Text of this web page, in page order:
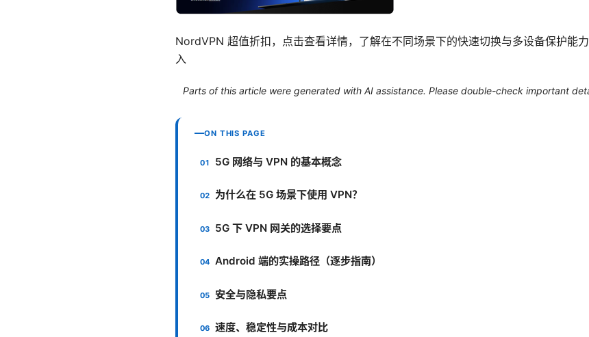
NordVPN 超值折扣，点击查看详情，了解在不同场景下的快速切换与多设备保护能
入
Parts of this article were generated with AI assistance. Please double-check important
ON THIS PAGE
5G 网络与 VPN 的基本概念
为什么在 5G 场景下使用 VPN？
5G 下 VPN 网关的选择要点
Android 端的实操路径（逐步指南）
安全与隐私要点
速度、稳定性与成本对比